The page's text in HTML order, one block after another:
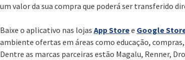
um valor da sua compra que poderá ser transferido
Baixe o aplicativo nas lojas App Storee Google
ambiente ofertas em áreas como educação,
Dentre as marcas parceiras estão Magalu, Renner,